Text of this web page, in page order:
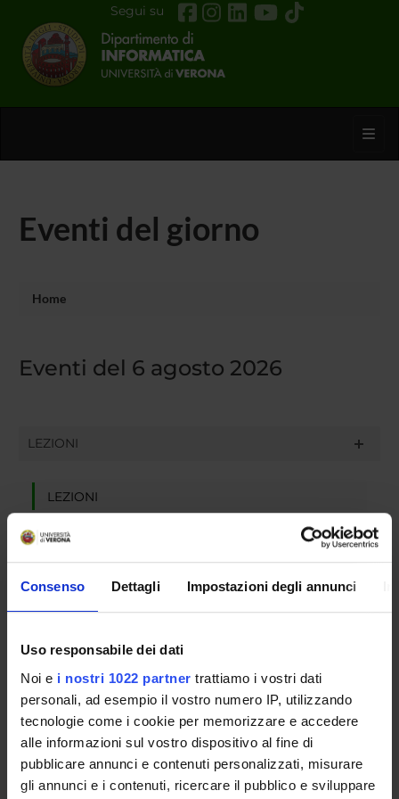
Consenso Dettagli Impostazioni degli annunci
Uso responsabile dei dati
Noi e i nostri 1022 partner trattiamo i vostri dati
personali, ad esempio il vostro numero IP, utilizzando
tecnologie come i cookie per memorizzare e accedere
alle informazioni sul vostro dispositivo al fine di
pubblicare annunci e contenuti personalizzati, misurare
gli annunci e i contenuti, ricercare il pubblico e sviluppare
Segui su
Eventi del giorno
Home
Eventi del 6 agosto 2026
LEZIONI
LEZIONI
Nessuna lezione
RICEVIMENTI
ALTRI EVENTI
Contatti